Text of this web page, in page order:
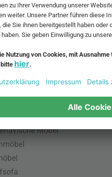
und zzgl.
Möbel